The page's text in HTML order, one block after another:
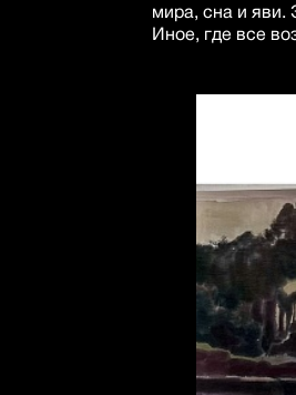
мира, сна и яви.
Иное, где все